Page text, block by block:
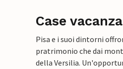
Case
Pisa e i suoi dintorni
pratrimonio che dai
della Versilia.